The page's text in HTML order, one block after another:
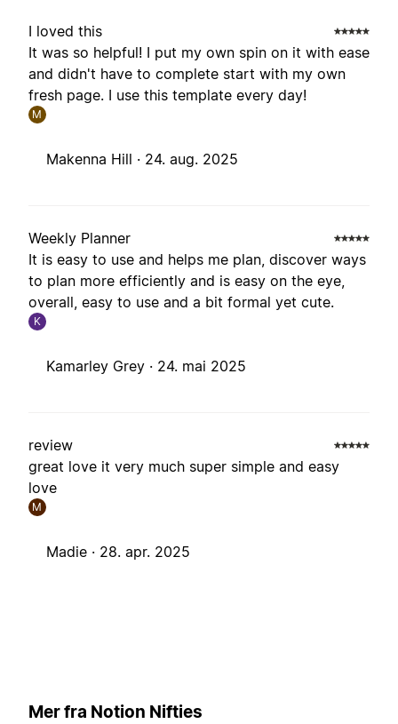
I loved this
It was so helpful! I put my own spin on it with ease
and didn't have to complete start with my own
fresh page. I use this template every day!
M
Makenna Hill · 24. aug. 2025
Weekly Planner
It is easy to use and helps me plan, discover ways
to plan more efficiently and is easy on the eye,
overall, easy to use and a bit formal yet cute.
K
Kamarley Grey · 24. mai 2025
review
great love it very much super simple and easy
love
M
Madie · 28. apr. 2025
Mer fra Notion Nifties